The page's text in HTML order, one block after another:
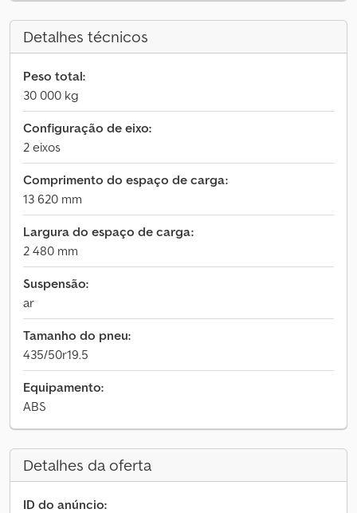
Detalhes técnicos
Peso total:
30 000 kg
Configuração de eixo:
2 eixos
Comprimento do espaço de carga:
13 620 mm
Largura do espaço de carga:
2 480 mm
Suspensão:
ar
Tamanho do pneu:
435/50r19.5
Equipamento:
ABS
Detalhes da oferta
ID do anúncio: